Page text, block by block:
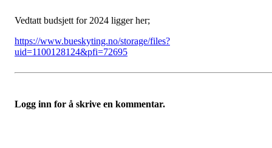
Vedtatt budsjett for 2024 ligger her;
https://www.bueskyting.no/storage/files?
uid=1100128124&pfi=72695
Logg inn for å skrive en kommentar.